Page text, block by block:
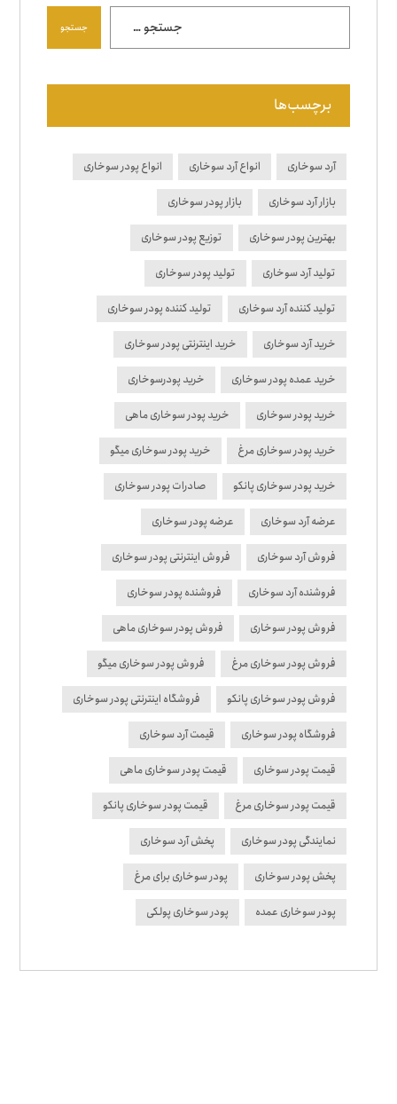
جستجو
برچسب‌ها
آرد سوخاری انواع آرد سوخاری انواع پودر سوخاری
بازار آرد سوخاری بازار پودر سوخاری
بهترین پودر سوخاری توزیع پودر سوخاری
تولید آرد سوخاری تولید پودر سوخاری
تولید کننده آرد سوخاری تولید کننده پودر سوخاری
خرید آرد سوخاری خرید اینترنتی پودر سوخاری
خرید عمده پودر سوخاری خرید پودرسوخاری
خرید پودر سوخاری خرید پودر سوخاری ماهی
خرید پودر سوخاری مرغ خرید پودر سوخاری میگو
خرید پودر سوخاری پانکو صادرات پودر سوخاری
عرضه آرد سوخاری عرضه پودر سوخاری
فروش آرد سوخاری فروش اینترنتی پودر سوخاری
فروشنده آرد سوخاری فروشنده پودر سوخاری
فروش پودر سوخاری فروش پودر سوخاری ماهی
فروش پودر سوخاری مرغ فروش پودر سوخاری میگو
فروش پودر سوخاری پانکو فروشگاه اینترنتی پودر سوخاری
فروشگاه پودر سوخاری قیمت آرد سوخاری
قیمت پودر سوخاری قیمت پودر سوخاری ماهی
قیمت پودر سوخاری مرغ قیمت پودر سوخاری پانکو
نمایندگی پودر سوخاری پخش آرد سوخاری
پخش پودر سوخاری پودر سوخاری برای مرغ
پودر سوخاری عمده پودر سوخاری پولکی